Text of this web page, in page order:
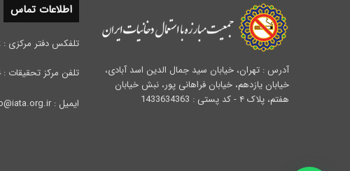
آدرس : تهران، خیابان سید جمال الدین اسد آبادی،
خیابان یازدهم، خیابان فراهانی پور، نبش خیابان
هفتم، پلاک ۴ - کد پستی : 1433634363
اطلاعات تماس
تلفکس دفتر مرکزی : 2-88105001-021
تلفن مرکز تحقیقات : 88708564-021
ایمیل : info@iata.org.ir